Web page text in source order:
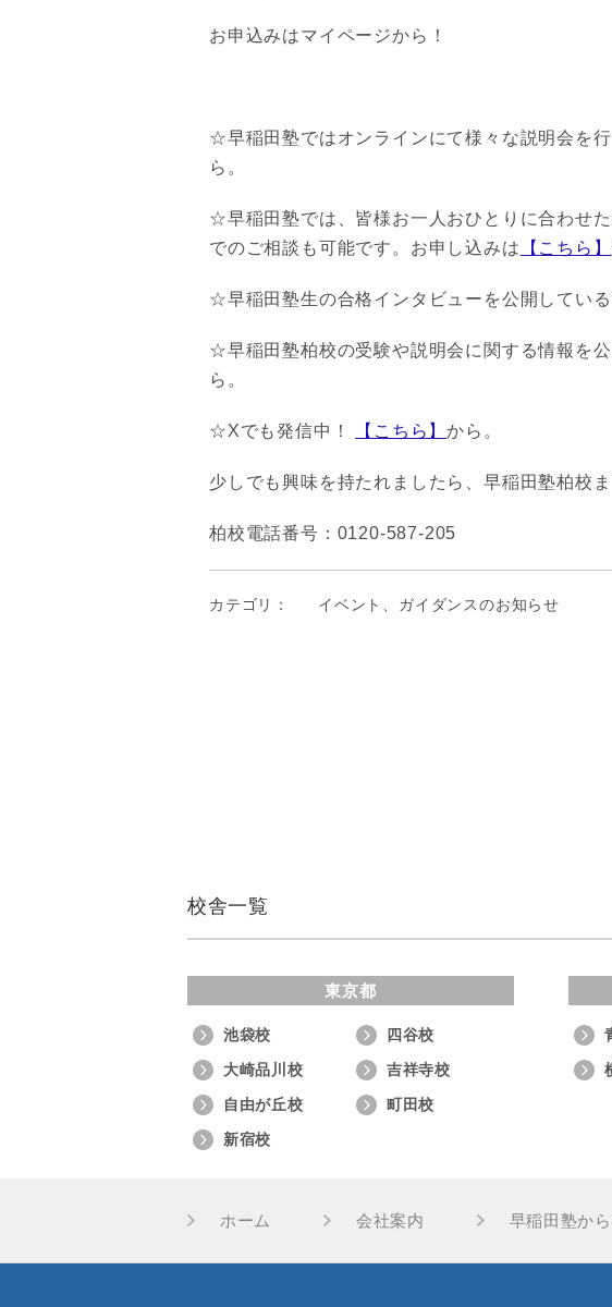
お申込みはマイページから！
☆早稲田塾ではオンラインにて様々な説明会を
ら。
☆早稲田塾では、皆様お一人おひとりに合わせ
でのご相談も可能です。お申し込みは 【こちら】
☆早稲田塾生の合格インタビューを公開してい
☆早稲田塾柏校の受験や説明会に関する情報を
ら。
☆Xでも発信中！ 【こちら】から。
少しでも興味を持たれましたら、早稲田塾柏校
柏校電話番号：0120-587-205
カテゴリ： イベント、ガイダンスのお知らせ
校舎一覧
東京都
池袋校
四谷校
大崎品川校
吉祥寺校
自由が丘校
町田校
新宿校
ホーム 会社案内 早稲田塾か